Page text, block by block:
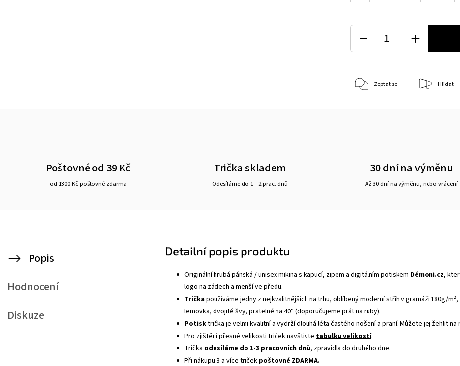
Zeptat se Hlídat
Poštovné od 39 Kč
od 1300 Kč poštovné zdarma
Trička skladem
Odesíláme do 1 - 2 prac. dnů
30 dní na výměnu
Až 30 dní na výměnu, nebo vrácení
Popis
Hodnocení
Diskuze
Detailní popis produktu
Originální hrubá pánská / unisex mikina s kapucí, zipem a digitálním potiskem Démoni.cz,
logo na zádech a menší ve předu.
Tričkapoužíváme jedny z nejkvalitnějších na trhu, oblíbený moderní střih v gramáži 180g/
lemovka, dvojité švy, pratelné na 40° (doporučujeme prát na ruby).
Potisktrička je velmi kvalitní a vydrží dlouhá léta častého nošení a praní. Můžete jej žehlit
Pro zjištění přesné velikosti triček navštivte tabulku velikostí.
Trička odesíláme do 1-3 pracovních dnů, zpravidla do druhého dne.
Při nákupu 3 a více triček poštovné ZDARMA.